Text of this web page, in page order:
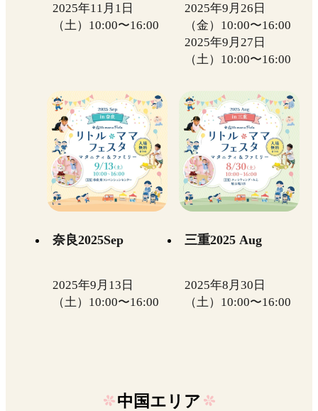
2025年11月1日
（土）10:00〜16:00
2025年9月26日
（金）10:00〜16:00
2025年9月27日
（土）10:00〜16:00
奈良2025Sep
2025年9月13日
（土）10:00〜16:00
三重2025 Aug
2025年8月30日
（土）10:00〜16:00
中国エリア